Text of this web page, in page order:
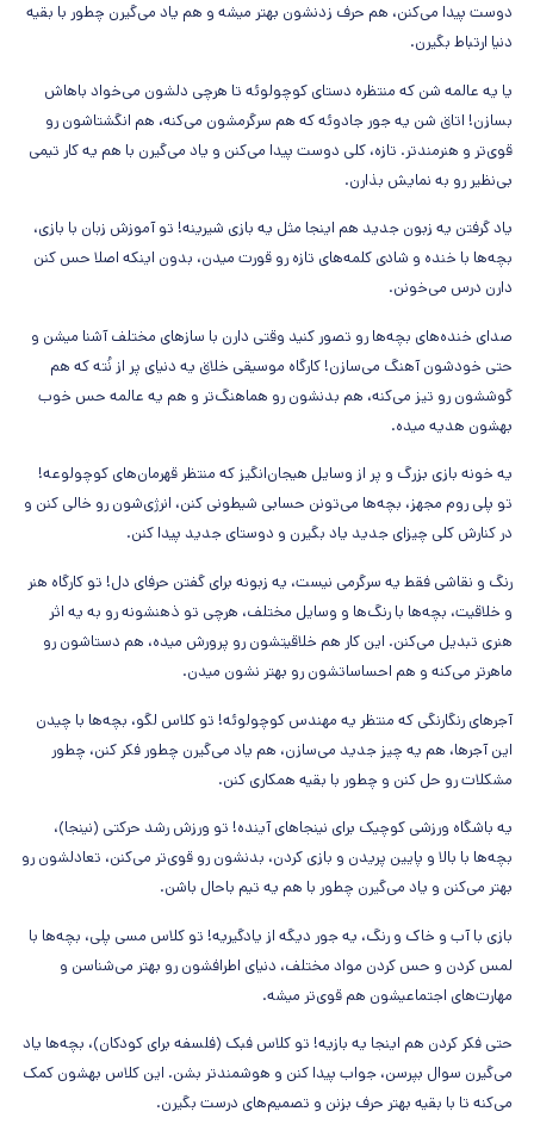
دوست پیدا می‌کنن، هم حرف زدنشون بهتر میشه و هم یاد می‌گیرن چطور با بقیه
دنیا ارتباط بگیرن.
یا یه عالمه شن که منتظره دستای کوچولوئه تا هرچی دلشون می‌خواد باهاش
بسازن! اتاق شن یه جور جادوئه که هم سرگرمشون می‌کنه، هم انگشتاشون رو
قوی‌تر و هنرمندتر. تازه، کلی دوست پیدا می‌کنن و یاد می‌گیرن با هم یه کار تیمی
بی‌نظیر رو به نمایش بذارن.
یاد گرفتن یه زبون جدید هم اینجا مثل یه بازی شیرینه! تو آموزش زبان با بازی،
بچه‌ها با خنده و شادی کلمه‌های تازه رو قورت میدن، بدون اینکه اصلا حس کنن
دارن درس می‌خونن.
صدای خنده‌های بچه‌ها رو تصور کنید وقتی دارن با سازهای مختلف آشنا میشن و
حتی خودشون آهنگ می‌سازن! کارگاه موسیقی خلاق یه دنیای پر از نُته که هم
گوششون رو تیز می‌کنه، هم بدنشون رو هماهنگ‌تر و هم یه عالمه حس خوب
بهشون هدیه میده.
یه خونه بازی بزرگ و پر از وسایل هیجان‌انگیز که منتظر قهرمان‌های کوچولوعه!
تو پلی روم مجهز، بچه‌ها می‌تونن حسابی شیطونی کنن، انرژی‌شون رو خالی کنن و
در کنارش کلی چیزای جدید یاد بگیرن و دوستای جدید پیدا کنن.
رنگ و نقاشی فقط یه سرگرمی نیست، یه زبونه برای گفتن حرفای دل! تو کارگاه هنر
و خلاقیت، بچه‌ها با رنگ‌ها و وسایل مختلف، هرچی تو ذهنشونه رو به یه اثر
هنری تبدیل می‌کنن. این کار هم خلاقیتشون رو پرورش میده، هم دستاشون رو
ماهرتر می‌کنه و هم احساساتشون رو بهتر نشون میدن.
آجرهای رنگارنگی که منتظر یه مهندس کوچولوئه! تو کلاس لگو، بچه‌ها با چیدن
این آجرها، هم یه چیز جدید می‌سازن، هم یاد می‌گیرن چطور فکر کنن، چطور
مشکلات رو حل کنن و چطور با بقیه همکاری کنن.
یه باشگاه ورزشی کوچیک برای نینجاهای آینده! تو ورزش رشد حرکتی (نینجا)،
بچه‌ها با بالا و پایین پریدن و بازی کردن، بدنشون رو قوی‌تر می‌کنن، تعادلشون رو
بهتر می‌کنن و یاد می‌گیرن چطور با هم یه تیم باحال باشن.
بازی با آب و خاک و رنگ، یه جور دیگه از یادگیریه! تو کلاس مسی پلی، بچه‌ها با
لمس کردن و حس کردن مواد مختلف، دنیای اطرافشون رو بهتر می‌شناسن و
مهارت‌های اجتماعیشون هم قوی‌تر میشه.
حتی فکر کردن هم اینجا یه بازیه! تو کلاس فبک (فلسفه برای کودکان)، بچه‌ها یاد
می‌گیرن سوال بپرسن، جواب پیدا کنن و هوشمندتر بشن. این کلاس بهشون کمک
می‌کنه تا با بقیه بهتر حرف بزنن و تصمیم‌های درست بگیرن.